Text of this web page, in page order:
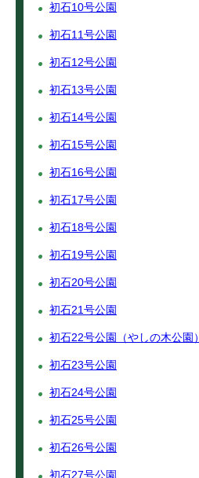
初石10号公園
初石11号公園
初石12号公園
初石13号公園
初石14号公園
初石15号公園
初石16号公園
初石17号公園
初石18号公園
初石19号公園
初石20号公園
初石21号公園
初石22号公園（やしの木公園）
初石23号公園
初石24号公園
初石25号公園
初石26号公園
初石27号公園